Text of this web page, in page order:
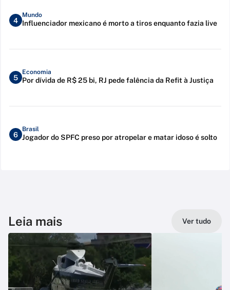
4
Mundo
Influenciador mexicano é morto a tiros enquanto fazia live
5
Economia
Por dívida de R$ 25 bi, RJ pede falência da Refit à Justiça
6
Brasil
Jogador do SPFC preso por atropelar e matar idoso é solto
Leia mais Ver tudo